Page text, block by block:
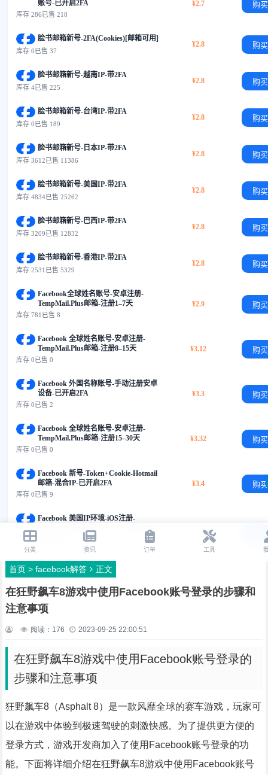
首页> facebook解答 正文
在狂野飙车8游戏中使用Facebook账号登录的步骤和
注意事项
阅读： 176 2023-09-25 22:00:51
在狂野飙车8游戏中使用Facebook账号登录的
步骤和注意事项
狂野飙车8（Asphalt 8）是一款风靡全球的赛车游戏，玩家可
以在游戏中体验到极速驾驶的刺激快感。为了提供更方便的
登录方式，游戏开发商加入了使用Facebook账号登录的功
能。下面将详细介绍在狂野飙车8游戏中使用Facebook账号